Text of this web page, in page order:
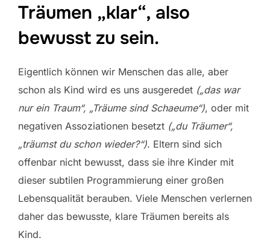
Träumen „klar“, also
bewusst zu sein.
Eigentlich können wir Menschen das alle, aber
schon als Kind wird es uns ausgeredet („das war
nur ein Traum“, „Träume sind Schaeume“), oder mit
negativen Assoziationen besetzt („du Träumer“,
„träumst du schon wieder?“). Eltern sind sich
offenbar nicht bewusst, dass sie ihre Kinder mit
dieser subtilen Programmierung einer großen
Lebensqualität berauben. Viele Menschen verlernen
daher das bewusste, klare Träumen bereits als
Kind.